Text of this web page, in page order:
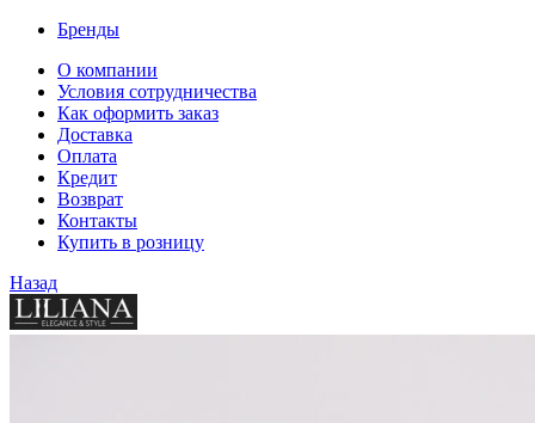
Бренды
О компании
Условия сотрудничества
Как оформить заказ
Доставка
Оплата
Кредит
Возврат
Контакты
Купить в розницу
Назад